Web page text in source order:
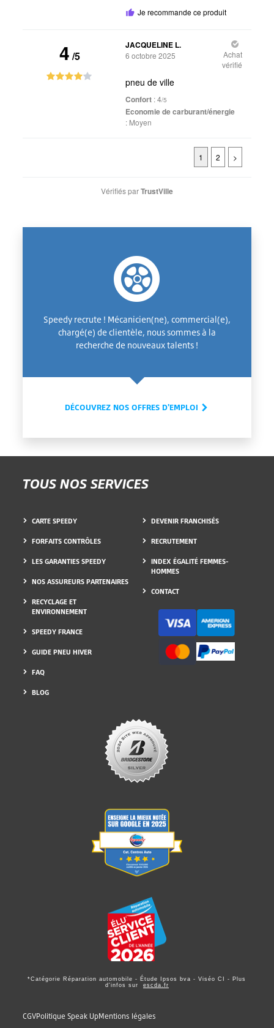
Je recommande ce produit
4 /5
JACQUELINE L.
6 octobre 2025
Achat
vérifié
pneu de ville
Confort : 4/5
Economie de carburant/énergie
: Moyen
1 2 >
Vérifiés parTrustVille
Speedy recrute ! Mécanicien(ne), commercial(e),
chargé(e) de clientèle, nous sommes à la
recherche de nouveaux talents !
DÉCOUVREZ NOS OFFRES D'EMPLOI
TOUS NOS SERVICES
CARTE SPEEDY
FORFAITS CONTRÔLES
LES GARANTIES SPEEDY
NOS ASSUREURS PARTENAIRES
RECYCLAGE ET
ENVIRONNEMENT
SPEEDY FRANCE
GUIDE PNEU HIVER
FAQ
BLOG
DEVENIR FRANCHISÉS
RECRUTEMENT
INDEX ÉGALITÉ FEMMES-
HOMMES
CONTACT
*Catégorie Réparation automobile - Étude Ipsos bva - Viséo CI - Plus
d'infos sur escda.fr
CGVPolitique Speak UpMentions légales